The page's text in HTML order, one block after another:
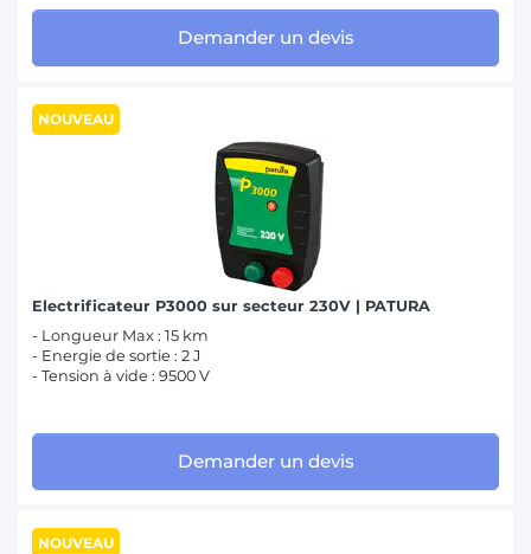
Demander un devis
NOUVEAU
Electrificateur P3000 sur secteur 230V | PATURA
- Longueur Max : 15 km
- Energie de sortie : 2 J
- Tension à vide : 9500 V
Demander un devis
NOUVEAU